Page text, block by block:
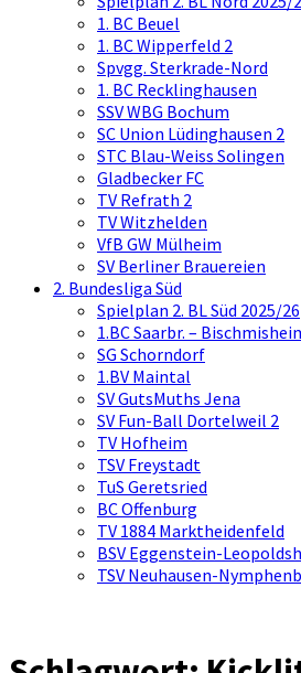
1. BC Beuel
1. BC Wipperfeld 2
Spvgg. Sterkrade-Nord
1. BC Recklinghausen
SSV WBG Bochum
SC Union Lüdinghausen 2
STC Blau-Weiss Solingen
Gladbecker FC
TV Refrath 2
TV Witzhelden
VfB GW Mülheim
SV Berliner Brauereien
2. Bundesliga Süd
Spielplan 2. BL Süd 2025/26
1.BC Saarbr. –
SG Schorndorf
1.BV Maintal
SV GutsMuths Jena
SV Fun-Ball Dortelweil 2
TV Hofheim
TSV Freystadt
TuS Geretsried
BC Offenburg
TV 1884 Marktheidenfeld
BSV Eggenstein-
TSV Neuhausen-